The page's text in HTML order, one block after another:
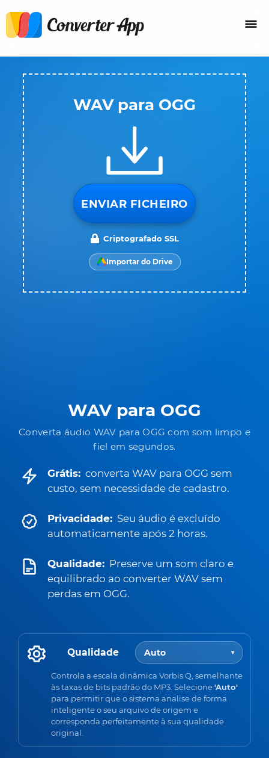
WAV para OGG
Converta áudio WAV para OGG com som limpo e
fiel em segundos.
Grátis: converta WAV para OGG sem
custo, sem necessidade de cadastro.
Privacidade: Seu áudio é excluído
automaticamente após 2 horas.
Qualidade: Preserve um som claro e
equilibrado ao converter WAV sem
perdas em OGG.
Qualidade Auto ▾
Controla a escala dinâmica Vorbis Q, semelhante
às taxas de bits padrão do MP3. Selecione'Auto'
para permitir que o sistema analise de forma
inteligente o seu arquivo de origem e
corresponda perfeitamente à sua qualidade
original.
WAV para OGG
ENVIAR FICHEIRO
Criptografado SSL
Importar do Drive